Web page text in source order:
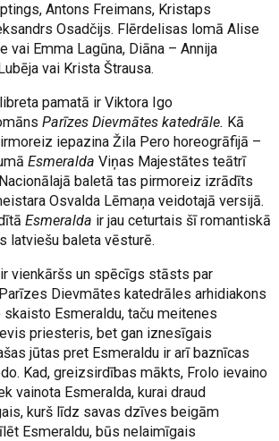
Antons Freimans, Kristaps
Osadčijs. Flērdelisas lomā Alise
vai Emma Lagūna, Diāna – Annija
vai Krista Štrausa.
libreta pamatā ir Viktora Igo
Parīzes Dievmātes katedrāle. Kā
iepazina Žila Pero horeogrāfijā –
Esmeralda Viņas Majestātes teātrī
baletā tas pirmoreiz izrādīts
Osvalda Lēmaņa veidotajā versijā.
Esmeralda ir jau ceturtais šī romantiskā
latviešu baleta vēsturē.
ir vienkāršs un spēcīgs stāsts par
Dievmātes katedrāles arhidiakons
Esmeraldu, taču meitenes
priesteris, bet gan iznesīgais
jūtas pret Esmeraldu ir arī baznīcas
Kad, greizsirdības mākts, Frolo ievaino
vainota Esmeralda, kurai draud
kurš līdz savas dzīves beigām
Esmeraldu, būs nelaimīgais